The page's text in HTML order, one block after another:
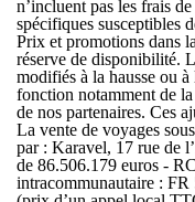
n’incluent pas les frais
spécifiques susceptibles
Prix et promotions dans
réserve de disponibilité.
modifiés à la hausse ou
fonction notamment de
de nos partenaires. Ces
La vente de voyages
par : Karavel, 17 rue de
de 86.506.179 euros -
intracommunautaire :